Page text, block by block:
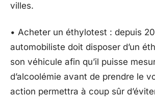
villes.
• Acheter un éthylotest : depuis
automobiliste doit disposer d’un
son véhicule afin qu’il puisse
d’alcoolémie avant de prendre le
action permettra à coup sûr